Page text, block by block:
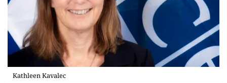
Kathleen Kavalec